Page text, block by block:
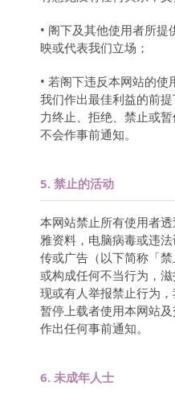
• 阁下及其他使用者所
映或代表我们立场；
• 若阁下违反本网站的
我们作出最佳利益的前
力终止、拒绝、禁止或
不会作事前通知。
5. 禁止的活动
本网站禁止所有使用者
雅资料，电脑病毒或违
传或广告（以下简称「
或构成任何不当行为，
现或有人举报禁止行为
暂停上载者使用本网站
作出任何事前通知。
6. 未成年人士